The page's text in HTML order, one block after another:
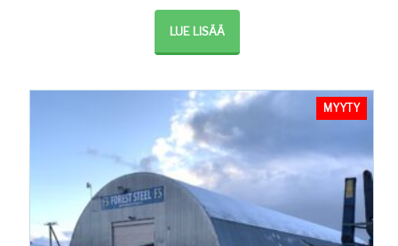
LUE LISÄÄ
MYYTY